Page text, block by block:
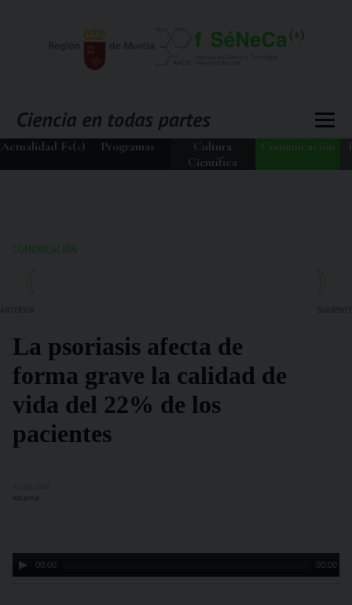
Actualidad Fs(+) Programas
Cultura
Científica
Comunicación
COMUNICACIÓN
La psoriasis afecta de
forma grave la calidad de
vida del 22% de los
pacientes
escama
Audio
Player
00:00 00:00